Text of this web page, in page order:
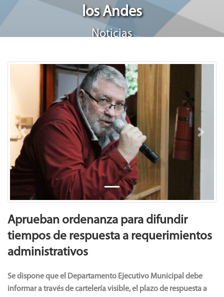
los Andes
Noticias
Previous Next
Aprueban ordenanza para difundir
tiempos de respuesta a requerimientos
administrativos
Se dispone que el Departamento Ejecutivo Municipal debe
informar a través de cartelería visible, el plazo de respuesta a